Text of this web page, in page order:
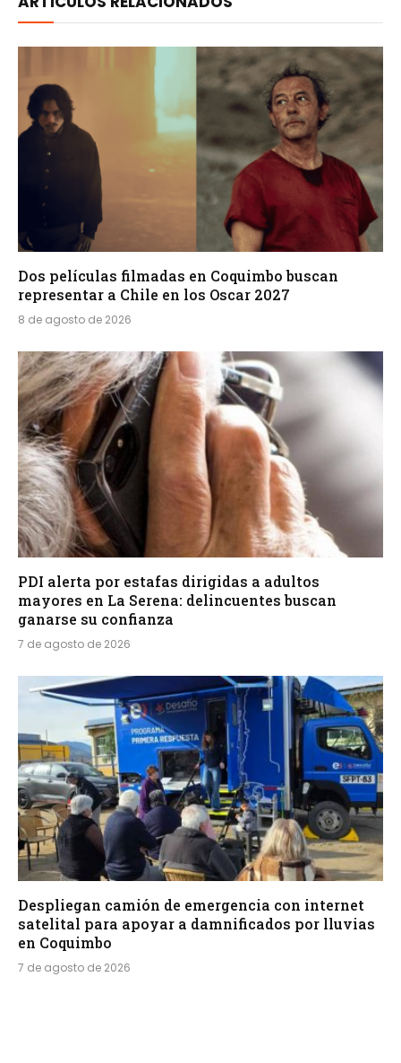
Dos películas filmadas en Coquimbo buscan
representar a Chile en los Oscar 2027
8 de agosto de 2026
PDI alerta por estafas dirigidas a adultos
mayores en La Serena: delincuentes buscan
ganarse su confianza
7 de agosto de 2026
Despliegan camión de emergencia con internet
satelital para apoyar a damnificados por lluvias
en Coquimbo
7 de agosto de 2026